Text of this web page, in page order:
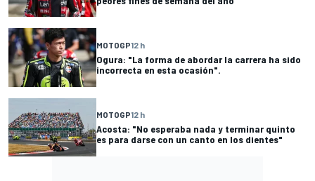
MOTOGP12 h
Ogura: "La forma de abordar la carrera ha sido
incorrecta en esta ocasión".
MOTOGP12 h
Acosta: "No esperaba nada y terminar quinto
es para darse con un canto en los dientes"